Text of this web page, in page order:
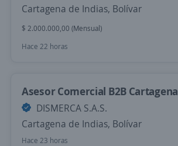
Cartagena de Indias, Bolívar
$ 2.000.000,00 (Mensual)
Hace 22 horas
Asesor Comercial B2B Cartagena
DISMERCA S.A.S.
Cartagena de Indias, Bolívar
Hace 23 horas